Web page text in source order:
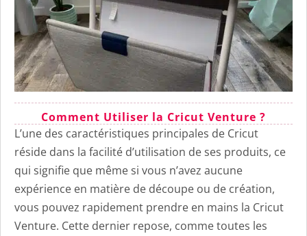
Comment Utiliser la Cricut Venture ?
L’une des caractéristiques principales de Cricut
réside dans la facilité d’utilisation de ses produits, ce
qui signifie que même si vous n’avez aucune
expérience en matière de découpe ou de création,
vous pouvez rapidement prendre en mains la Cricut
Venture. Cette dernier repose, comme toutes les